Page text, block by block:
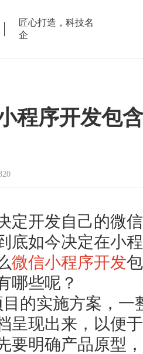
匠心打造，科技名
企
程序开发包
定开发自己的微
底如今决定在小
微信小程序开发
哪些呢？
的实施方案，
呈现出来，以便
要明确产品原型